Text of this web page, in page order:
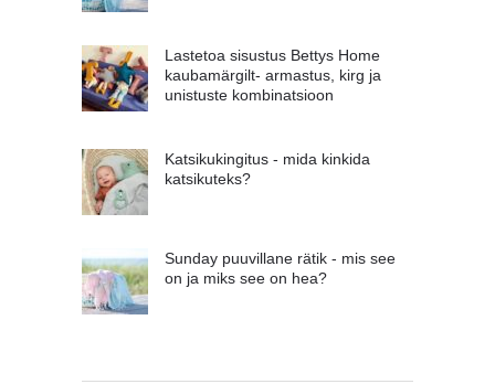
Lastetoa sisustus Bettys Home
kaubamärgilt- armastus, kirg ja
unistuste kombinatsioon
Katsikukingitus - mida kinkida
katsikuteks?
Sunday puuvillane rätik - mis see
on ja miks see on hea?